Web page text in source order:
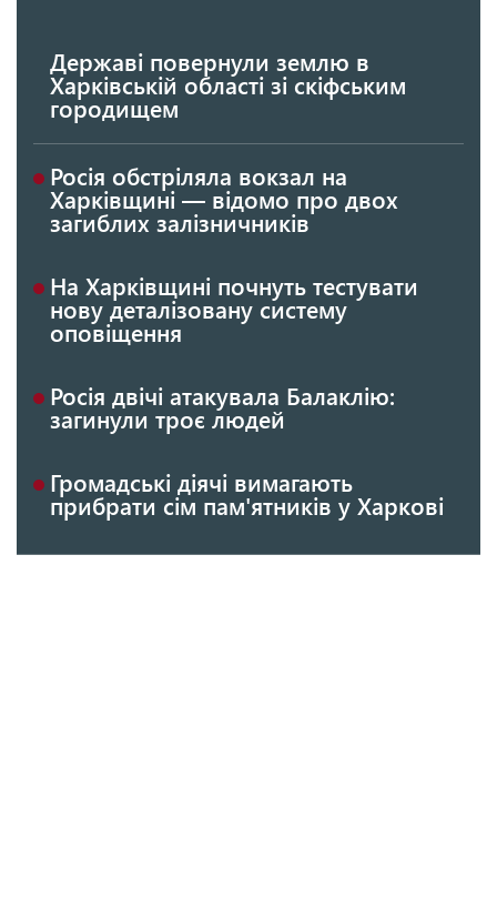
Державі повернули землю в
Харківській області зі скіфським
городищем
Росія обстріляла вокзал на
Харківщині — відомо про двох
загиблих залізничників
На Харківщині почнуть тестувати
нову деталізовану систему
оповіщення
Росія двічі атакувала Балаклію:
загинули троє людей
Громадські діячі вимагають
прибрати сім пам'ятників у Харкові